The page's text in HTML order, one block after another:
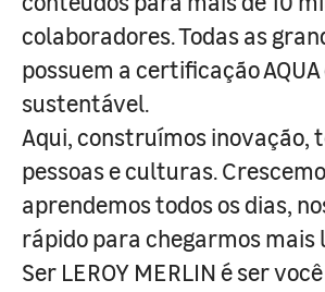
colaboradores. Todas as
possuem a certificação AQUA
sustentável.
Aqui, construímos inovação,
pessoas e culturas.
aprendemos todos os dias,
rápido para chegarmos mais
Ser LEROY MERLIN é ser